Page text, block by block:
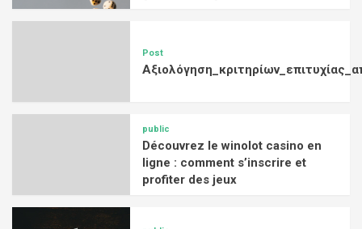
Post
public
Découvrez le winolot casino en
ligne : comment s’inscrire et
profiter des jeux